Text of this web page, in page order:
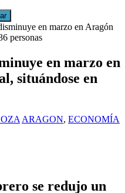
en marzo en Aragón
personas
en marzo en
situándose en
ARAGON, ECONOMÍA
se redujo un